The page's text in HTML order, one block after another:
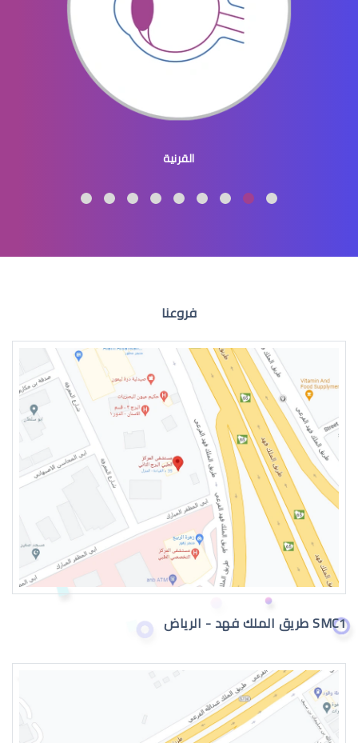
جراحة تجميل العيون والجفون
عمليات التجميل للعين
جراحة تجميل العيون
جراحة تجميل العيون بالرياض
القرنية
فروعنا
SMC1 طريق الملك فهد - الرياض